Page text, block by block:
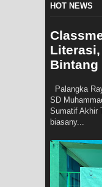
HOT NEWS
Bintang
Palangka
SD
Sumatif Akhir
biasany...